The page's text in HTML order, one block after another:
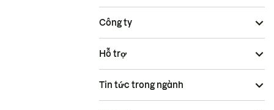
Công ty
Hỗ trợ
Tin tức trong ngành